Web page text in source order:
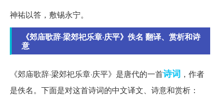
神祐以答，敷锡永宁。
《郊庙歌辞·梁郊祀乐章·庆平》佚名 翻译、赏析和诗
意
《郊庙歌辞·梁郊祀乐章·庆平》是唐代的一首诗词 ，作者
是佚名。下面是对这首诗词的中文译文、诗意和赏析：